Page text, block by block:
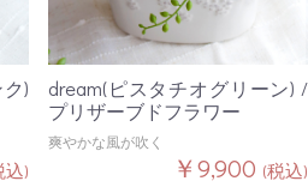
)
込)
dream(ピスタチオグリーン) /
プリザーブドフラワー
爽やかな風が吹く
￥9,900 (税込)